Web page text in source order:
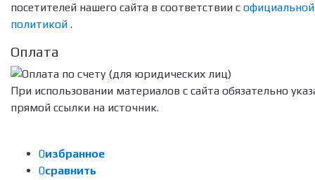
посетителей нашего сайта в соответствии с официальной
политикой .
Оплата
При использовании материалов с сайта обязательно
прямой ссылки на источник.
0избранное
0сравнить